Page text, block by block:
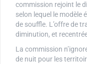
commission rejoint le
selon lequel le modèle
de souffle. L’offre de
diminution, et
La commission
de nuit pour les